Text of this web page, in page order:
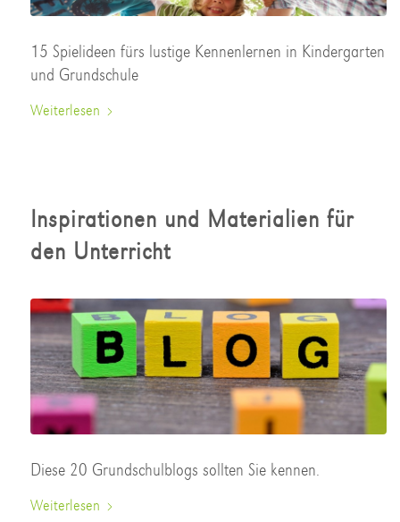
15 Spielideen fürs lustige Kennenlernen in Kindergarten
und Grundschule
Weiterlesen
Inspirationen und Materialien für
den Unterricht
Diese 20 Grundschulblogs sollten Sie kennen.
Weiterlesen